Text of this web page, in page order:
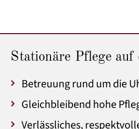
Stationäre Pflege auf
Betreuung rund um die
Gleichbleibend hohe
Verlässliches,